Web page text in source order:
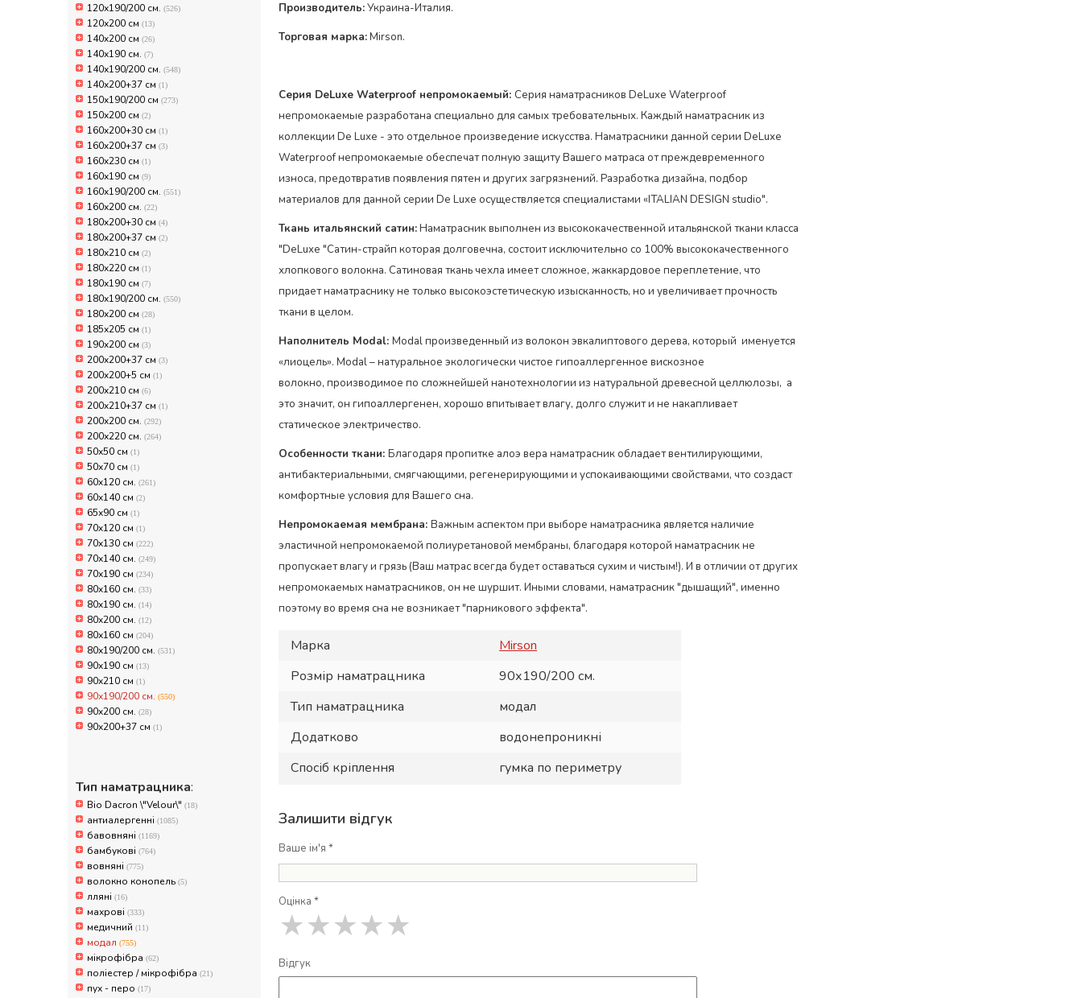
120х190/200 см. (526)
120х200 см (13)
140x200 см (26)
140х190 см. (7)
140х190/200 см. (548)
140х200+37 см (1)
150х190/200 см (273)
150х200 см (2)
160x200+30 см (1)
160x200+37 см (3)
160x230 см (1)
160х190 см (9)
160х190/200 см. (551)
160х200 см. (22)
180x200+30 см (4)
180x200+37 см (2)
180x210 см (2)
180x220 см (1)
180х190 см (7)
180х190/200 см. (550)
180х200 см (28)
185x205 см (1)
190x200 см (3)
200x200+37 см (3)
200x200+5 см (1)
200x210 см (6)
200x210+37 см (1)
200х200 см. (292)
200х220 см. (264)
50х50 см (1)
50х70 см (1)
60x120 см. (261)
60x140 см (2)
65х90 см (1)
70x120 см (1)
70x130 см (222)
70х140 см. (249)
70х190 см (234)
80x160 см. (33)
80x190 см. (14)
80x200 см. (12)
80х160 см (204)
80х190/200 см. (531)
90x190 см (13)
90x210 см (1)
90х190/200 см. (550)
90х200 см. (28)
90х200+37 см (1)
Тип наматрацника:
Bio Dacron \"Velour\" (18)
антиалергенні (1085)
бавовняні (1169)
бамбукові (764)
вовняні (775)
волокно конопель (5)
лляні (16)
махрові (333)
медичний (11)
модал (755)
мікрофібра (62)
поліестер / мікрофібра (21)
пух - перо (17)
Производитель:Украина-Италия.
Торговая марка:Mirson.
Серия DeLuxe Waterproof непромокаемый: Серия наматрасников DeLuxe Waterproof
непромокаемые разработана специально для самых требовательных. Каждый наматрасник из
коллекции De Luxe - это отдельное произведение искусства. Наматрасники данной серии DeLuxe
Waterproof непромокаемые обеспечат полную защиту Вашего матраса от преждевременного
износа, предотвратив появления пятен и других загрязнений. Разработка дизайна, подбор
материалов для данной серии De Luxe осуществляется специалистами «ITALIAN DESIGN studio".
Ткань итальянский сатин:Наматрасник выполнен из высококачественной итальянской ткани класса
"DeLuxe "Сатин-страйп которая долговечна, состоит исключительно со 100% высококачественного
хлопкового волокна. Сатиновая ткань чехла имеет сложное, жаккардовое переплетение, что
придает наматраснику не только высокоэстетическую изысканность, но и увеличивает прочность
ткани в целом.
Наполнитель Modal: Modal произведенный из волокон эвкалиптового дерева, который именуется
«лиоцель». Modal – натуральное экологически чистое гипоаллергенное вискозное
волокно, производимое по сложнейшей нанотехнологии из натуральной древесной целлюлозы, а
это значит, он гипоаллергенен, хорошо впитывает влагу, долго служит и не накапливает
статическое электричество.
Особенности ткани: Благодаря пропитке алоэ вера наматрасник обладает вентилирующими,
антибактериальными, смягчающими, регенерирующими и успокаивающими свойствами, что создаст
комфортные условия для Вашего сна.
Непромокаемая мембрана: Важным аспектом при выборе наматрасника является наличие
эластичной непромокаемой полиуретановой мембраны, благодаря которой наматрасник не
пропускает влагу и грязь (Ваш матрас всегда будет оставаться сухим и чистым!). И в отличии от других
непромокаемых наматрасников, он не шуршит. Иными словами, наматрасник "дышащий", именно
поэтому во время сна не возникает "парникового эффекта".
Марка
Mirson
Розмір наматрацника
90х190/200 см.
Тип наматрацника
модал
Додатково
водонепроникні
Спосіб кріплення
гумка по периметру
Залишити відгук
Ваше ім'я *
Оцінка *
★
★
★
★
★
Відгук